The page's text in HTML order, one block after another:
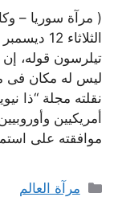
( مرآة سوريا –
تيلرسون قوله،
ليس له مكان فى
نقلته مجلة “ذا
أمريكيين
موافقته على
التصنيفات
مرآة العالم